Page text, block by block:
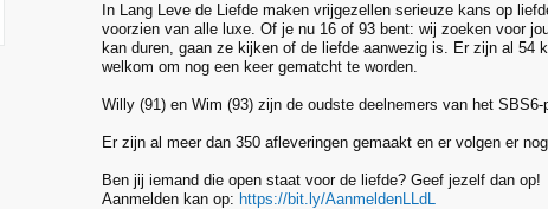
In Lang Leve de Liefde maken vrijgezellen serieuze kans op
voorzien van alle luxe. Of je nu 16 of 93 bent: wij zoeken voor
kan duren, gaan ze kijken of de liefde aanwezig is. Er zijn al 54
welkom om nog een keer gematcht te worden.
Willy (91) en Wim (93) zijn de oudste deelnemers van het
Er zijn al meer dan 350 afleveringen gemaakt en er volgen er
Ben jij iemand die open staat voor de liefde? Geef jezelf dan op!
Aanmelden kan op: https://bit.ly/AanmeldenLLdL